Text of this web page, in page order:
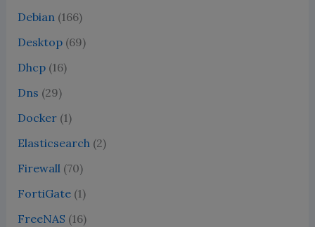
Debian(166)
Desktop(69)
Dhcp(16)
Dns (29)
Docker(1)
Elasticsearch(2)
Firewall(70)
FortiGate(1)
FreeNAS (16)